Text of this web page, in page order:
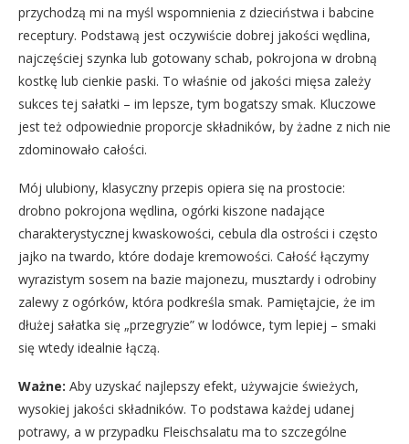
przychodzą mi na myśl wspomnienia z dzieciństwa i babcine
receptury. Podstawą jest oczywiście dobrej jakości wędlina,
najczęściej szynka lub gotowany schab, pokrojona w drobną
kostkę lub cienkie paski. To właśnie od jakości mięsa zależy
sukces tej sałatki – im lepsze, tym bogatszy smak. Kluczowe
jest też odpowiednie proporcje składników, by żadne z nich nie
zdominowało całości.
Mój ulubiony, klasyczny przepis opiera się na prostocie:
drobno pokrojona wędlina, ogórki kiszone nadające
charakterystycznej kwaskowości, cebula dla ostrości i często
jajko na twardo, które dodaje kremowości. Całość łączymy
wyrazistym sosem na bazie majonezu, musztardy i odrobiny
zalewy z ogórków, która podkreśla smak. Pamiętajcie, że im
dłużej sałatka się „przegryzie” w lodówce, tym lepiej – smaki
się wtedy idealnie łączą.
Ważne: Aby uzyskać najlepszy efekt, używajcie świeżych,
wysokiej jakości składników. To podstawa każdej udanej
potrawy, a w przypadku Fleischsalatu ma to szczególne